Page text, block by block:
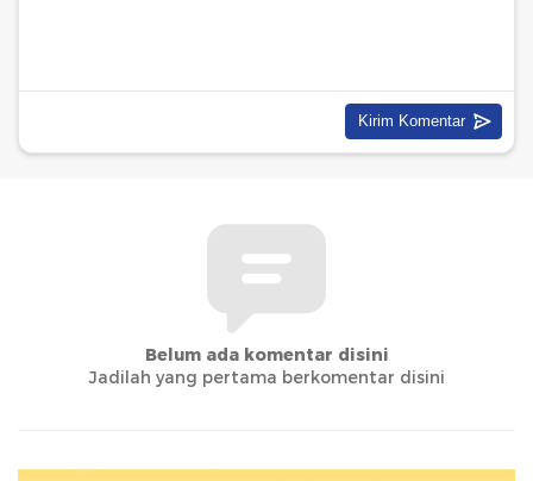
Belum ada komentar disini
Jadilah yang pertama berkomentar disini